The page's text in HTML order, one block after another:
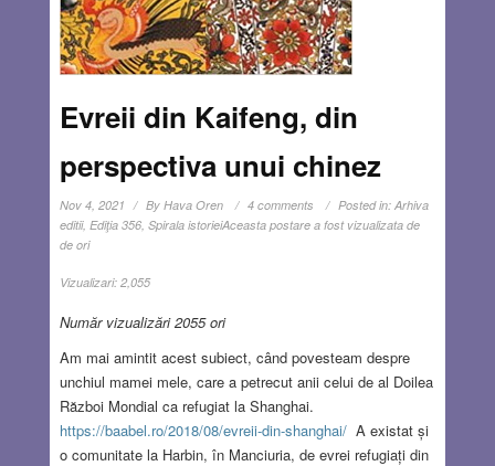
Evreii din Kaifeng, din
perspectiva unui chinez
Nov 4, 2021 By Hava Oren 4 comments Posted in: Arhiva
editii, Ediţia 356, Spirala istorieiAceasta postare a fost vizualizata de
de ori
Vizualizari: 2,055
Număr vizualizări 2055 ori
Am mai amintit acest subiect, când povesteam despre
unchiul mamei mele, care a petrecut anii celui de al Doilea
Război Mondial ca refugiat la Shanghai.
https://baabel.ro/2018/08/evreii-din-shanghai/A existat și
o comunitate la Harbin, în Manciuria, de evrei refugiați din